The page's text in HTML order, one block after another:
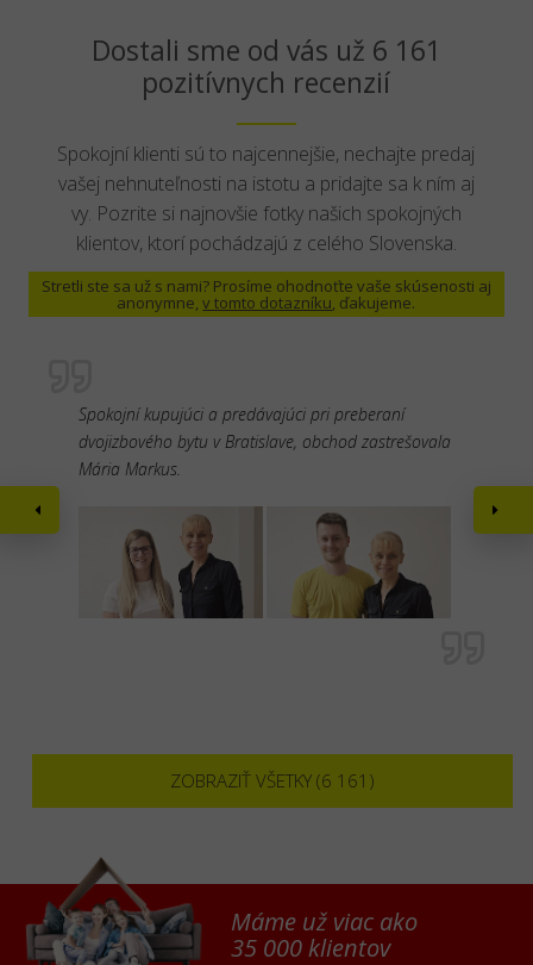
Dostali sme od vás už 6 161
pozitívnych recenzií
Spokojní klienti sú to najcennejšie, nechajte predaj
vašej nehnuteľnosti na istotu a pridajte sa k ním aj
vy. Pozrite si najnovšie fotky našich spokojných
klientov, ktorí pochádzajú z celého Slovenska.
Stretli ste sa už s nami? Prosíme ohodnoťte vaše skúsenosti aj
anonymne,v tomto dotazníku, ďakujeme.
Spokojní kupujúci a predávajúci pri preberaní
dvojizbového bytu v Bratislave, obchod zastrešovala
Mária Markus.
ZOBRAZIŤ VŠETKY (6 161)
Máme už viac ako
35 000 klientov